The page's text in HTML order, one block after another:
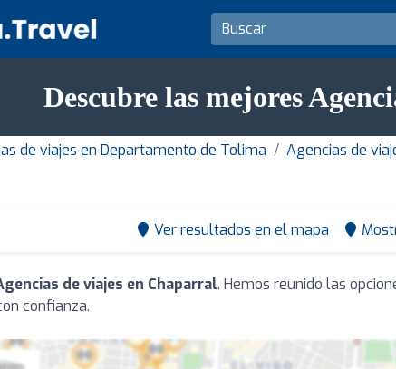
Descubre las mejores
de viajes en Departamento de Tolima Agencias de
Ver resultados en el mapa
de viajes en Chaparral. Hemos reunido las
confianza.